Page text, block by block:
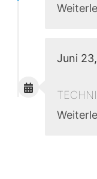
Juni